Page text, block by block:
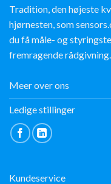
Tradition, den højeste
hjørnesten, som
du få måle- og
fremragende rådgivning.
Meer over ons
Ledige stillinger
Kundeservice